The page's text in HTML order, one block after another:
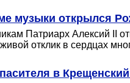
музыки открылся
Патриарх Алексий II
отклик в сердцах
в